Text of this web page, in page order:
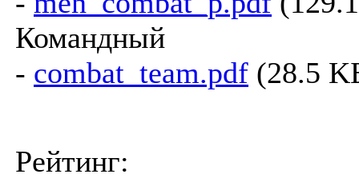
Командный
- combat_team.pdf (28.5
Рейтинг: